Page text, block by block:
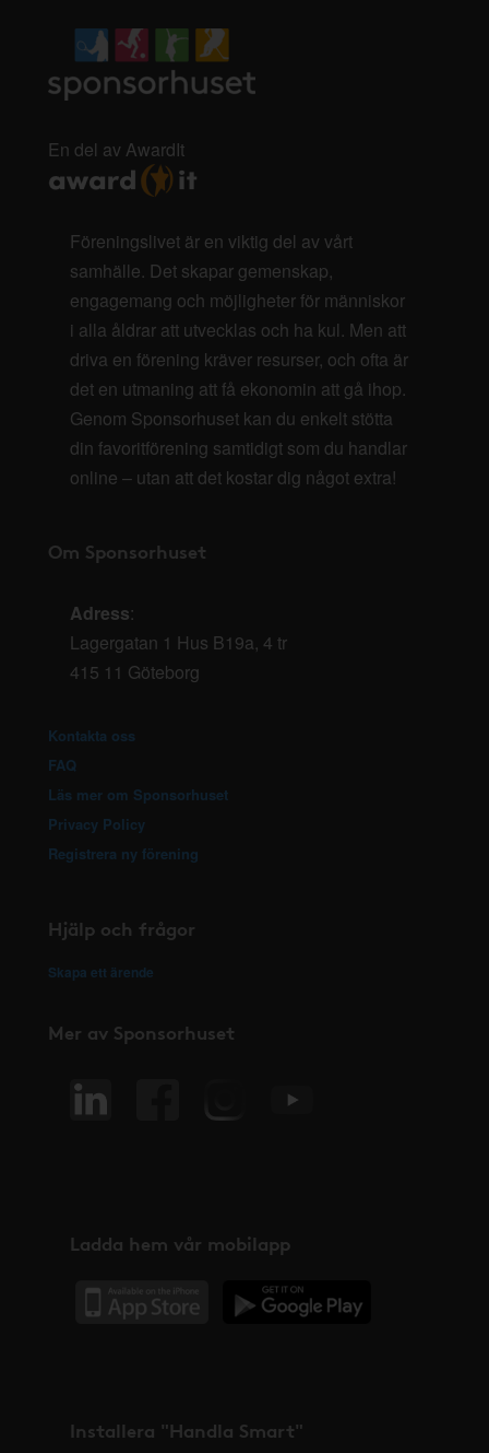
En del av AwardIt
Föreningslivet är en viktig del av vårt
samhälle. Det skapar gemenskap,
engagemang och möjligheter för människor
i alla åldrar att utvecklas och ha kul. Men att
driva en förening kräver resurser, och ofta är
det en utmaning att få ekonomin att gå ihop.
Genom Sponsorhuset kan du enkelt stötta
din favoritförening samtidigt som du handlar
online – utan att det kostar dig något extra!
Om Sponsorhuset
Adress:
Lagergatan 1 Hus B19a, 4 tr
415 11 Göteborg
Kontakta oss
FAQ
Läs mer om Sponsorhuset
Privacy Policy
Registrera ny förening
Hjälp och frågor
Skapa ett ärende
Mer av Sponsorhuset
Ladda hem vår mobilapp
Installera "Handla Smart"